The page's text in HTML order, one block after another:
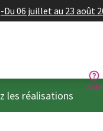
-Du 06 juillet au 23 août
Aide
les réalisations